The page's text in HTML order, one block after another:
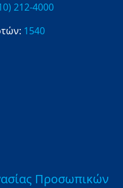
212-4000
1540
Προσωπικών